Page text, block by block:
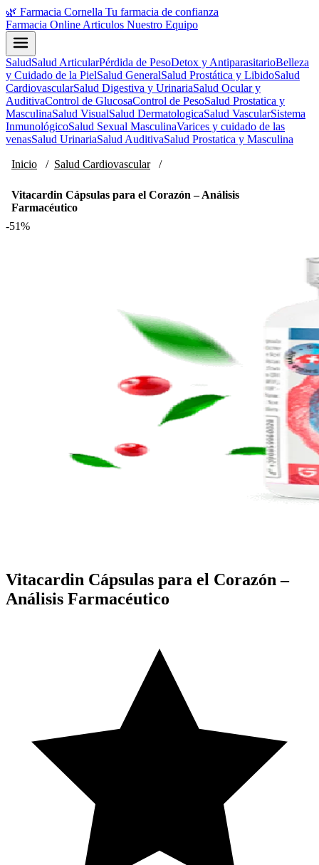
🌿 Farmacia Cornella Tu farmacia de confianza
Farmacia Online Articulos Nuestro Equipo
SaludSalud ArticularPérdida de PesoDetox y AntiparasitarioBelleza
y Cuidado de la PielSalud GeneralSalud Prostática y LibidoSalud
CardiovascularSalud Digestiva y UrinariaSalud Ocular y
AuditivaControl de GlucosaControl de PesoSalud Prostatica y
MasculinaSalud VisualSalud DermatologicaSalud VascularSistema
InmunológicoSalud Sexual MasculinaVarices y cuidado de las
venasSalud UrinariaSalud AuditivaSalud Prostatica y Masculina
Inicio / Salud Cardiovascular /
Vitacardin Cápsulas para el Corazón – Análisis
Farmacéutico
-51%
Vitacardin Cápsulas para el Corazón –
Análisis Farmacéutico